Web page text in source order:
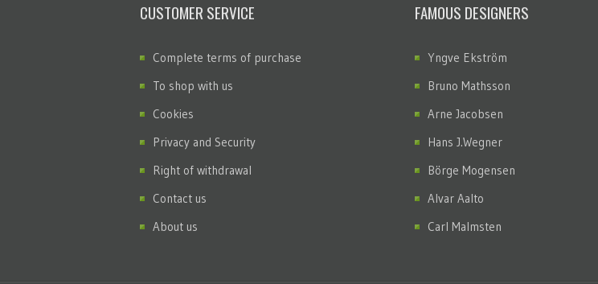
CUSTOMER SERVICE
Complete terms of purchase
To shop with us
Cookies
Privacy and Security
Right of withdrawal
Contact us
About us
FAMOUS DESIGNERS
Yngve Ekström
Bruno Mathsson
Arne Jacobsen
Hans J.Wegner
Börge Mogensen
Alvar Aalto
Carl Malmsten